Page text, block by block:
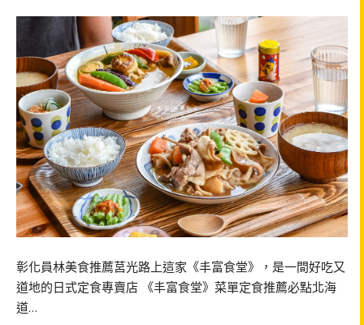
彰化員林美食推薦莒光路上這家《丰富食堂》，是一間好吃又
道地的日式定食專賣店 《丰富食堂》菜單定食推薦必點北海
道…